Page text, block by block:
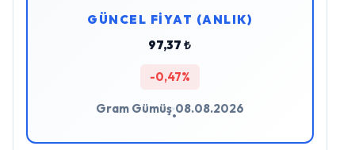
GÜNCEL FİYAT (ANLIK)
97,37 ₺
-0,47%
Gram Gümüş
•
08.08.2026